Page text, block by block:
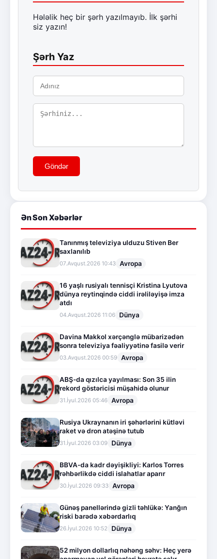
Hələlik heç bir şərh yazılmayıb. İlk şərhi
siz yazın!
Şərh Yaz
Göndər
Ən Son Xəbərlər
Tanınmış televiziya ulduzu Stiven Ber
saxlanılıb
07.Avqust.2026 10:43 Avropa
16 yaşlı rusiyalı tennisçi Kristina Lyutova
dünya reytinqində ciddi irəliləyişə imza
atdı
04.Avqust.2026 11:06 Dünya
Davina Makkol xərçənglə mübarizədən
sonra televiziya fəaliyyətinə fasilə verir
03.Avqust.2026 00:59 Avropa
ABŞ-da qızılca yayılması: Son 35 ilin
rekord göstəricisi müşahidə olunur
31.İyul.2026 05:46 Avropa
Rusiya Ukraynanın iri şəhərlərini kütləvi
raket və dron atəşinə tutub
31.İyul.2026 03:09 Dünya
BBVA-da kadr dəyişikliyi: Karlos Torres
rəhbərlikdə ciddi islahatlar aparır
30.İyul.2026 09:33 Avropa
Günəş panellərində gizli təhlükə: Yanğın
riski barədə xəbərdarlıq
26.İyul.2026 10:52 Dünya
52 milyon dollarlıq nəhəng səhv: Heç yerə